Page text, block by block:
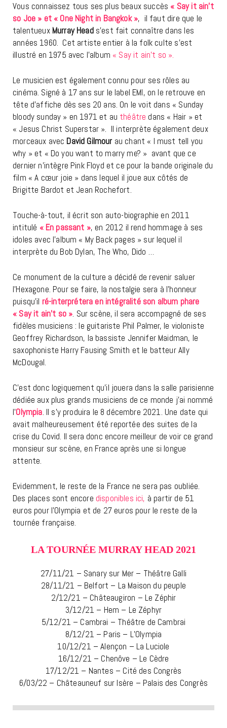
Vous connaissez tous ses plus beaux succès« Say it ain’t
so Joe » et « One Night in Bangkok », il faut dire que le
talentueux Murray Heads’est fait connaître dans les
années 1960. Cet artiste entier à la folk culte s’est
illustré en 1975 avec l’album « Say it ain’t so ».
Le musicien est également connu pour ses rôles au
cinéma. Signé à 17 ans sur le label EMI, on le retrouve en
tête d’affiche dès ses 20 ans. On le voit dans « Sunday
bloody sunday » en 1971 et au théâtre dans « Hair » et
« Jesus Christ Superstar ». Il interprète également deux
morceaux avec David Gilmourau chant « I must tell you
why » et « Do you want to marry me? » avant que ce
dernier n’intègre Pink Floyd et ce pour la bande originale du
film « A cœur joie » dans lequel il joue aux côtés de
Brigitte Bardot et Jean Rochefort.
Touche-à-tout, il écrit son auto-biographie en 2011
intitulé « En passant », en 2012 il rend hommage à ses
idoles avec l’album « My Back pages » sur lequel il
interprète du Bob Dylan, The Who, Dido …
Ce monument de la culture a décidé de revenir saluer
l’Hexagone. Pour se faire, la nostalgie sera à l’honneur
puisqu’il ré-interprétera en intégralité son album phare
« Say it ain’t so ». Sur scène, il sera accompagné de ses
fidèles musiciens : le guitariste Phil Palmer, le violoniste
Geoffrey Richardson, la bassiste Jennifer Maidman, le
saxophoniste Harry Fausing Smith et le batteur Ally
McDougal.
C’est donc logiquement qu’il jouera dans la salle parisienne
dédiée aux plus grands musiciens de ce monde j’ai nommé
l’Olympia. Il s’y produira le 8 décembre 2021. Une date qui
avait malheureusement été reportée des suites de la
crise du Covid. Il sera donc encore meilleur de voir ce grand
monsieur sur scène, en France après une si longue
attente.
Evidemment, le reste de la France ne sera pas oubliée.
Des places sont encore disponibles ici, à partir de 51
euros pour l’Olympia et de 27 euros pour le reste de la
tournée française.
LA TOURNÉE MURRAY HEAD 2021
27/11/21 – Sanary sur Mer – Théâtre Galli
28/11/21 – Belfort – La Maison du peuple
2/12/21 – Châteaugiron – Le Zéphir
3/12/21 – Hem – Le Zéphyr
5/12/21 – Cambrai – Théâtre de Cambrai
8/12/21 – Paris – L’Olympia
10/12/21 – Alençon – La Luciole
16/12/21 – Chenôve – Le Cèdre
17/12/21 – Nantes – Cité des Congrès
6/03/22 – Châteauneuf sur Isère – Palais des Congrès